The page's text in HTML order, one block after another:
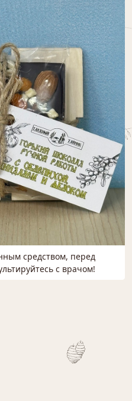
средством, перед
с врачом!